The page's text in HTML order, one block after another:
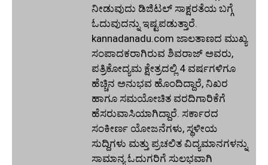
ನೀಡುವುದು ಡಿಜಿಟಲ್ ಸಾಕ್ಷರತೆಯ ಬಗ್ಗೆ
ಓದುವುದನ್ನು ಇಷ್ಟಪಡುತ್ತಾರೆ.
kannadanadu.com ಜಾಲತಾಣದ ಮುಖ್ಯ
ಸಂಪಾದಕರಾಗಿರುವ ಶಿವರಾಜ್ ಅವರು,
ಪತ್ರಿಕೋದ್ಯಮ ಕ್ಷೇತ್ರದಲ್ಲಿ 4 ವರ್ಷಗಳಿಗೂ
ಹೆಚ್ಚಿನ ಅನುಭವ ಹೊಂದಿದ್ದಾರೆ, ನಿಖರ
ಹಾಗೂ ಸಮಯೋಚಿತ ವರದಿಗಾರಿಕೆಗೆ
ಹೆಸರುವಾಸಿಯಾಗಿದ್ದಾರೆ. ಸರ್ಕಾರದ
ಸಂಕೀರ್ಣ ಯೋಜನೆಗಳು, ಸ್ಥಳೀಯ
ಸುದ್ದಿಗಳು ಮತ್ತು ಪ್ರಚಲಿತ ವಿದ್ಯಮಾನಗಳನ್ನು
ಸಾಮಾನ್ಯ ಓದುಗರಿಗೆ ಸುಲಭವಾಗಿ